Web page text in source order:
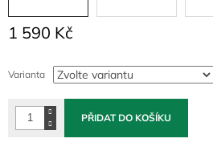
1 590 Kč
cena:
Varianta
PŘIDAT DO KOŠÍKU